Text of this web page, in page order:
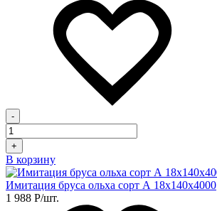
-
+
В корзину
Имитация бруса ольха сорт А 18х140х4000
1 988 Р/шт.